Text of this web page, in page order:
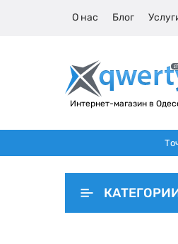
О нас Блог
Интернет-магазин в